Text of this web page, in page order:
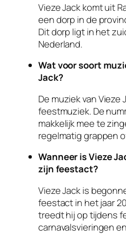
Vieze Jack komt uit
een dorp in de
Dit dorp ligt in het
Nederland.
Wat voor soort
Jack?
De muziek van Vieze
feestmuziek. De
makkelijk mee te
regelmatig grappen
Wanneer is Vieze
zijn feestact?
Vieze Jack is
feestact in het jaar
treedt hij op tijdens
carnavalsvieringen